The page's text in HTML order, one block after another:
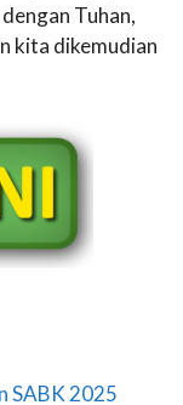
Tuhan,
kita dikemudian
SABK 2025